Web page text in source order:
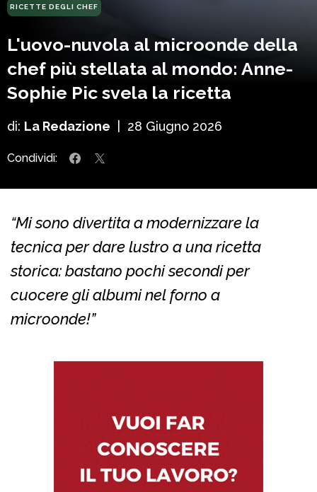
RICETTE DEGLI CHEF
L'uovo-nuvola al microonde della
chef più stellata al mondo: Anne-
Sophie Pic svela la ricetta
di: La Redazione 28 Giugno 2026
Condividi:
“Mi sono divertita a modernizzare la
tecnica per dare lustro a una ricetta
storica: bastano pochi secondi per
cuocere gli albumi nel forno a
microonde!”